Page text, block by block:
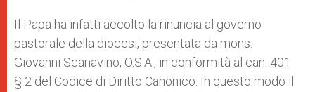
Il Papa ha infatti accolto la rinuncia al governo
pastorale della diocesi, presentata da mons.
Giovanni Scanavino, O.S.A., in conformità al can. 401
§ 2 del Codice di Diritto Canonico. In questo modo il